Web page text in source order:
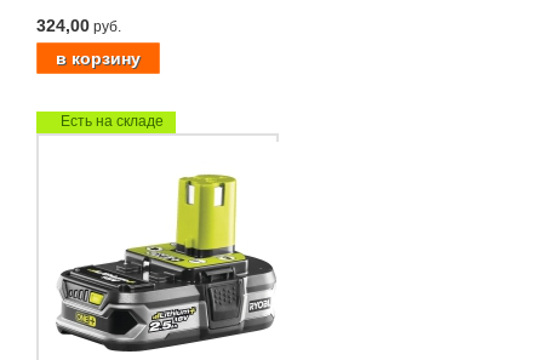
324,00 руб.
Есть на складе